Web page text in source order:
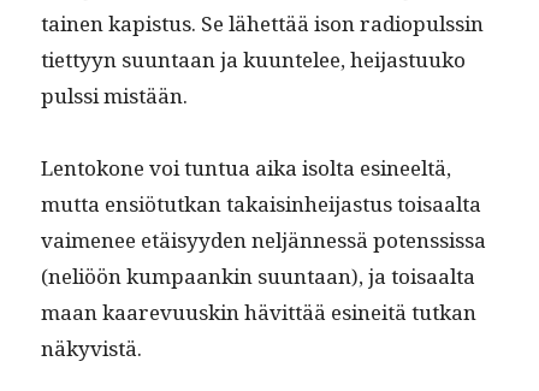
tainen kapis­tus. Se lähet­tää ison radiopulssin
tiet­tyyn suun­taan ja kuun­telee, hei­jas­tuuko
pulssi mistään.
Lentokone voi tun­tua aika isol­ta esineeltä,
mut­ta ensiö­tutkan takaisin­hei­jas­tus toisaal­ta
vaime­nee etäisyy­den neljän­nessä potenssis­sa
(neliöön kumpaankin suun­taan), ja toisaal­ta
maan kaare­vu­uskin hävit­tää esineitä tutkan
näkyvistä.